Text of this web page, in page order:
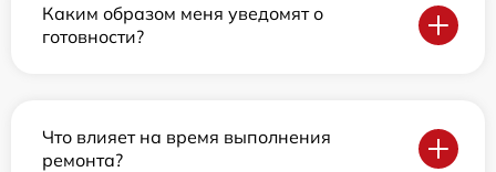
Каким образом меня уведомят о
готовности?
Что влияет на время выполнения
ремонта?